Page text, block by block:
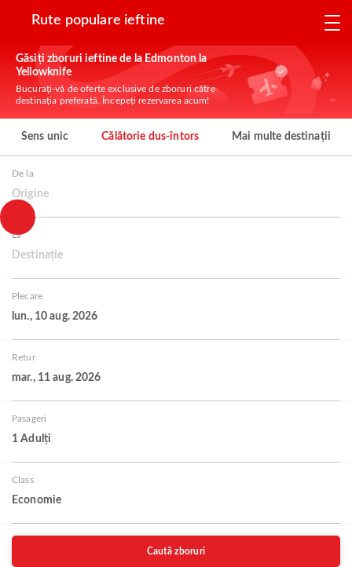
Rute populare ieftine
Găsiți zboruri ieftine de la Edmonton la
Yellowknife
Bucurați-vă de oferte exclusive de zboruri către
destinația preferată. Începeți rezervarea acum!
Sens unic Călătorie dus-întors Mai multe destinații
De la
Origine
La
Destinație
Plecare
lun., 10 aug. 2026
Retur
mar., 11 aug. 2026
Pasageri
1 Adulți
Class
Economie
Caută zboruri